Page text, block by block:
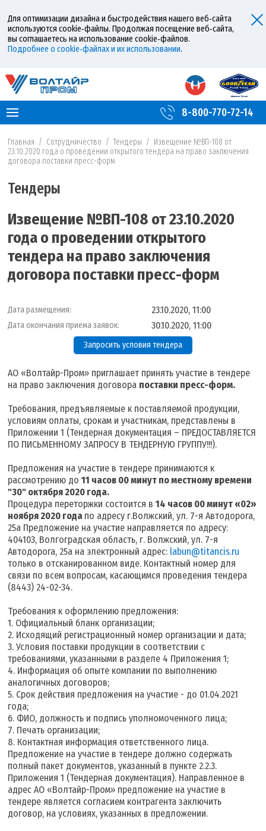
Для оптимизации дизайна и быстродействия нашего веб‑сайта
используются cookie‑файлы. Продолжая посещение веб‑сайта,
вы соглашаетесь на использование cookie‑файлов.
Подробнее о cookie‑файлах и их использовании.
8-800-770-72-14
Главная / Сотрудничество / Тендеры / Извещение №ВП-108 от
23.10.2020 года о проведении открытого тендера на право заключения
договора поставки пресс-форм
Тендеры
Извещение №ВП-108 от 23.10.2020
года о проведении открытого
тендера на право заключения
договора поставки пресс-форм
Дата размещения: 23.10.2020, 11:00
Дата окончания приема заявок: 30.10.2020, 11:00
Запросить условия тендера
АО «Волтайр-Пром» приглашает принять участие в тендере
на право заключения договора поставки пресс-форм.
Требования, предъявляемые к поставляемой продукции,
условиям оплаты, срокам и участникам, представлены в
Приложении 1 (Тендерная документация – ПРЕДОСТАВЛЯЕТСЯ
ПО ПИСЬМЕННОМУ ЗАПРОСУ В ТЕНДЕРНУЮ ГРУППУ!!!).
Предложения на участие в тендере принимаются к
рассмотрению до11 часов 00 минут по местному времени
"30" октября 2020 года.
Процедура переторжки состоится в14 часов 00 минут «02»
ноября 2020 года по адресу г.Волжский, ул. 7-я Автодорога,
25а Предложение на участие направляется по адресу:
404103, Волгоградская область, г. Волжский, ул. 7-я
Автодорога, 25а на электронный адрес: labun@titancis.ru
только в отсканированном виде. Контактный номер для
связи по всем вопросам, касающимся проведения тендера
(8443) 24-02-34.
Требования к оформлению предложения:
1. Официальный бланк организации;
2. Исходящий регистрационный номер организации и дата;
3. Условия поставки продукции в соответствии с
требованиями, указанными в разделе 4 Приложения 1;
4. Информация об опыте компании по выполнению
аналогичных договоров;
5. Срок действия предложения на участие - до 01.04.2021
года;
6. ФИО, должность и подпись уполномоченного лица;
7. Печать организации;
8. Контактная информация ответственного лица.
Предложение на участие в тендере должно содержать
полный пакет документов, указанный в пункте 2.2.3.
Приложения 1 (Тендерная документация). Направленное в
адрес АО «Волтайр-Пром» предложение на участие в
тендере является согласием контрагента заключить
договор, на условиях, указанных в предложении.